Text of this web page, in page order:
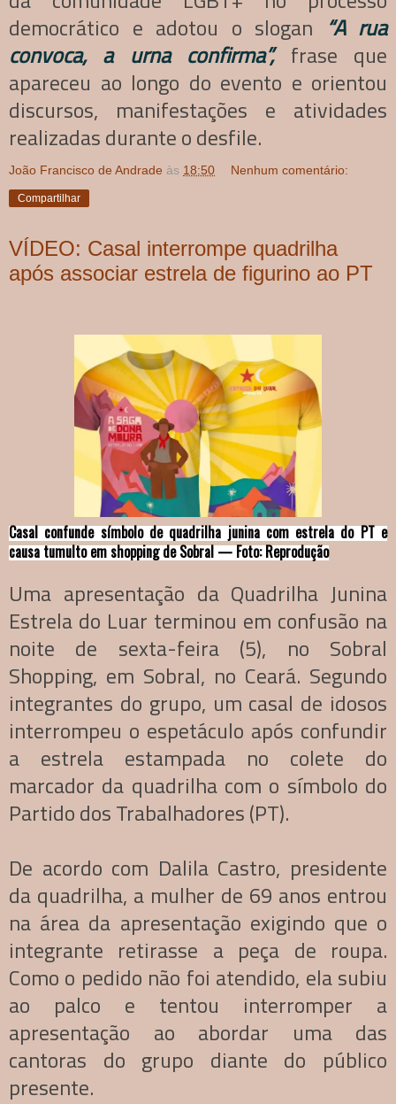
democrático e adotou o slogan “A rua
convoca, a urna confirma”,frase que
apareceu ao longo do evento e orientou
discursos, manifestações e atividades
realizadas durante o desfile.
João Francisco de Andrade às 18:50 Nenhum comentário:
Compartilhar
VÍDEO: Casal interrompe quadrilha
após associar estrela de figurino ao PT
Casal confunde símbolo de quadrilha junina com estrela do PT e
causa tumulto em shopping de Sobral — Foto: Reprodução
Uma apresentação da Quadrilha Junina
Estrela do Luar terminou em confusão na
noite de sexta-feira (5), no Sobral
Shopping, em Sobral, no Ceará. Segundo
integrantes do grupo, um casal de idosos
interrompeu o espetáculo após confundir
a estrela estampada no colete do
marcador da quadrilha com o símbolo do
Partido dos Trabalhadores (PT).
De acordo com Dalila Castro, presidente
da quadrilha, a mulher de 69 anos entrou
na área da apresentação exigindo que o
integrante retirasse a peça de roupa.
Como o pedido não foi atendido, ela subiu
ao palco e tentou interromper a
apresentação ao abordar uma das
cantoras do grupo diante do público
presente.